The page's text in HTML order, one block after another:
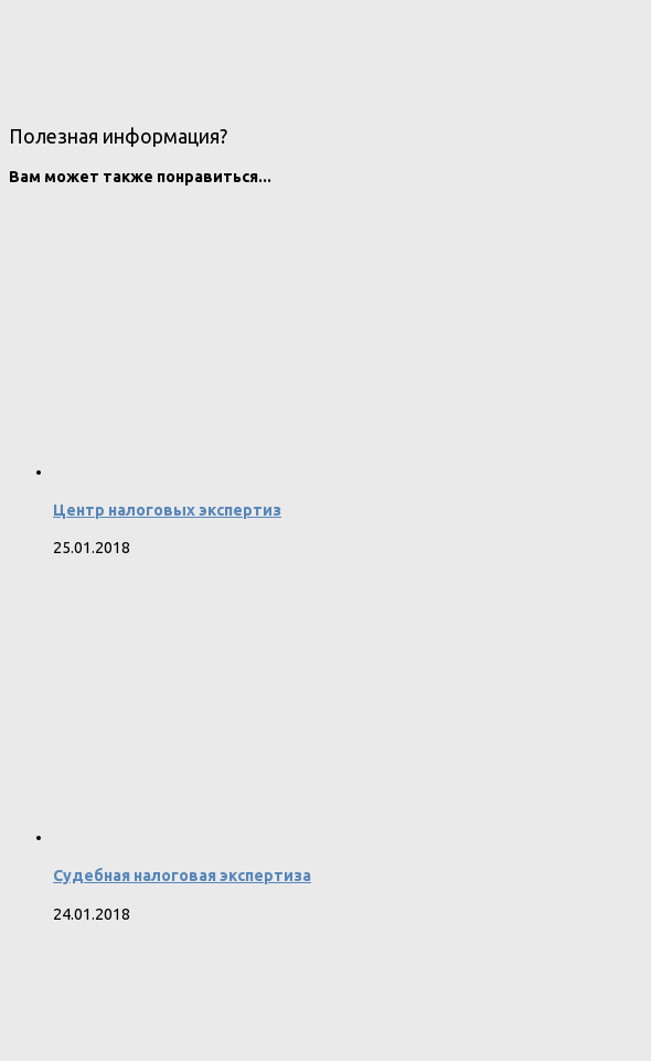
Полезная информация?
Вам может также понравиться...
Центр налоговых экспертиз
25.01.2018
Судебная налоговая экспертиза
24.01.2018